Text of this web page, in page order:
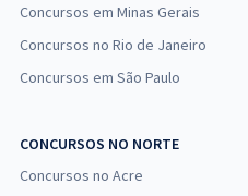
Concursos em Minas Gerais
Concursos no Rio de Janeiro
Concursos em São Paulo
CONCURSOS NO NORTE
Concursos no Acre